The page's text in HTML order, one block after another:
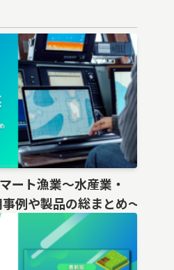
ート漁業〜水産業・
例や製品の総まとめ〜